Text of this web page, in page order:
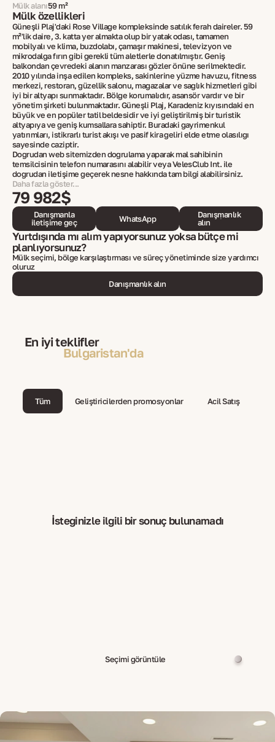
Mülk alanı59 m²
Mülk özellikleri
Güneşli Plaj'daki Rose Village kompleksinde satılık ferah daireler. 59
m²'lik daire, 3. katta yer almakta olup bir yatak odası, tamamen
mobilyalı ve klima, buzdolabı, çamaşır makinesi, televizyon ve
mikrodalga fırın gibi gerekli tüm aletlerle donatılmıştır. Geniş
balkondan çevredeki alanın manzarası gözler önüne serilmektedir.
2010 yılında inşa edilen kompleks, sakinlerine yüzme havuzu, fitness
merkezi, restoran, güzellik salonu, mağazalar ve sağlık hizmetleri gibi
iyi bir altyapı sunmaktadır. Bölge korumalıdır, asansör vardır ve bir
yönetim şirketi bulunmaktadır. Güneşli Plaj, Karadeniz kıyısındaki en
büyük ve en popüler tatil beldesidir ve iyi geliştirilmiş bir turistik
altyapıya ve geniş kumsallara sahiptir. Buradaki gayrimenkul
yatırımları, istikrarlı turist akışı ve pasif kira geliri elde etme olasılığı
sayesinde caziptir.
Doğrudan web sitemizden doğrulama yaparak mal sahibinin
temsilcisinin telefon numarasını alabilir veya VelesClub Int. ile
doğrudan iletişime geçerek nesne hakkında tam bilgi alabilirsiniz.
Daha fazla göster...
79 982$
Danışmanla
iletişime geç
WhatsApp
Danışmanlık
alın
Yurtdışında mı alım yapıyorsunuz yoksa bütçe mi
planlıyorsunuz?
Mülk seçimi, bölge karşılaştırması ve süreç yönetiminde size yardımcı
oluruz
Danışmanlık alın
En iyi teklifler
Bulgaristan'da
Tüm Geliştiricilerden promosyonlar Acil Satış
İsteğinizle ilgili bir sonuç bulunamadı
Seçimi görüntüle